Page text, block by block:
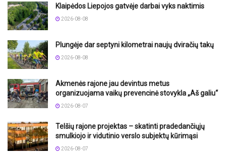
Klaipėdos Liepojos gatvėje darbai vyks naktimis
2026-08-08
Plungėje dar septyni kilometrai naujų dviračių takų
2026-08-08
Akmenės rajone jau devintus metus
organizuojama vaikų prevencinė stovykla „Aš galiu“
2026-08-07
Telšių rajone projektas – skatinti pradedančiųjų
smulkiojo ir vidutinio verslo subjektų kūrimąsi
2026-08-07